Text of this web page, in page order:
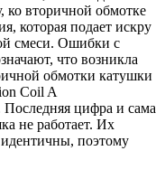
ко вторичной обмотке
которая подает искру
смеси. Ошибки с
что возникла
обмотки катушки
Coil A
цифра и сама
не работает. Их
поэтому